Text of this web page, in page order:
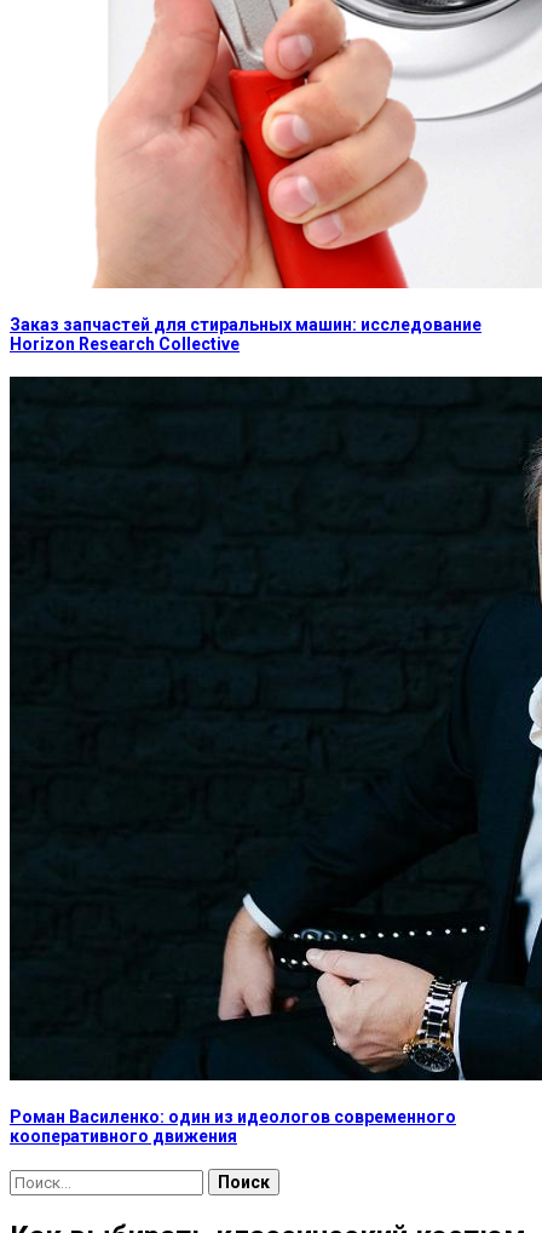
Заказ запчастей для стиральных машин: исследование
Horizon Research Collective
Роман Василенко: один из идеологов современного
кооперативного движения
Найти: